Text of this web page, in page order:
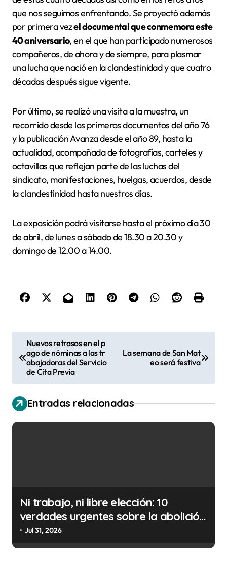
que nos seguimos enfrentando. Se proyectó además
por primera vezel documental que conmemora este
40 aniversario, en el que han participado numerosos
compañeros, de ahora y de siempre, para plasmar
una lucha que nació en la clandestinidad y que cuatro
décadas después sigue vigente.
Por último, se realizó una visita a la muestra, un
recorrido desde los primeros documentos del año 76
y la publicación Avanza desde el año 89, hasta la
actualidad, acompañada de fotografías, carteles y
octavillas que reflejan parte de las luchas del
sindicato, manifestaciones, huelgas, acuerdos, desde
la clandestinidad hasta nuestros días.
La exposición podrá visitarse hasta el próximo día 30
de abril, de lunes a sábado de 18.30 a 20.30 y
domingo de 12.00 a 14.00.
a
g
a
e
Nuevos retrasos en el p
ago de nóminas a las tr
abajadoras del Servicio
de Cita Previa
La semana de San Mat
eo será festiva
Entradas relacionadas
Ni trabajo, ni libre elección: 10
verdades urgentes sobre la abolición
de la prostitución
Jul 31, 2026